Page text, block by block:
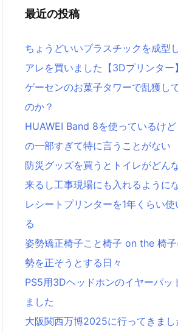
最近の投稿
ちょうどいいプラスチックを成型
アレを買いました【3Dプリンター】
ゲーセンのお菓子タワーで乱獲し
のか？
HUAWEI Band 8を使っているけ
の一部すぎて特に言うことがない
防災グッズを買うとトイレがどん
来るし工事現場にも入れるように
レシートプリンターを1年くらい
る
姿勢矯正椅子こと椅子 on the 椅
勢を正そうとする日々
PS5用3Dヘッドホンのイヤーパッ
ました
大阪関西万博2025に行ってきまし